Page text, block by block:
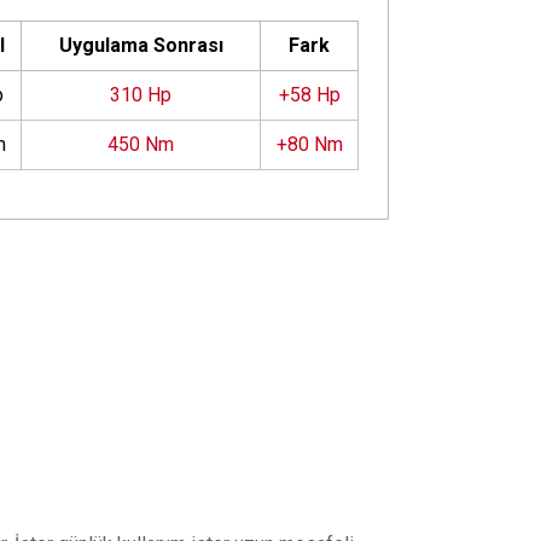
Uygulama Sonrası Fark
310 Hp +58 Hp
450 Nm +80 Nm